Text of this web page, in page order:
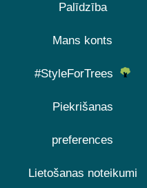
Palīdzība
Mans konts
#StyleForTrees
Piekrišanas
preferences
Lietošanas noteikumi